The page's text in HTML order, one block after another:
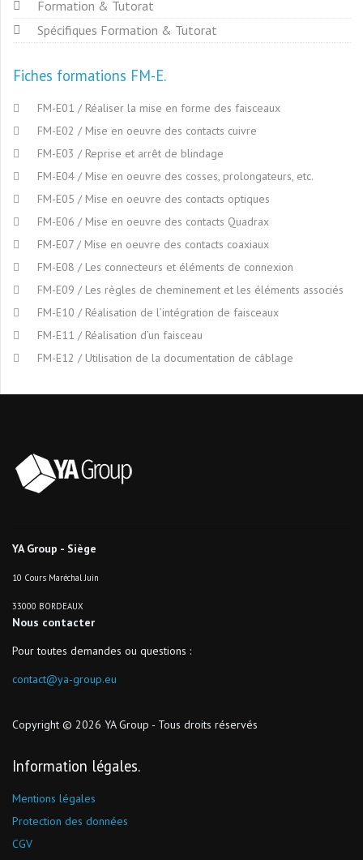
Formation & Tutorat
Spécifiques Formation & Tutorat
Fiches formations FM-E
FM-E01 / Réaliser la mise en forme des faisceaux
FM-E02 / Mise en oeuvre des contacts cuivre
FM-E03 / Reprise et arrêt de blindage
FM-E04 / Mise en oeuvre des cosses, prolongateurs, etc.
FM-E05 / Mise en oeuvre des contacts optiques
FM-E06 / Mise en oeuvre des contacts Quadrax
FM-E07 / Mise en oeuvre des contacts coaxiaux
FM-E08 / Les connecteurs et éléments de connexion
FM-E09 / Les règles de cheminement et les éléments associés
FM-E10 / Réalisation de l’intégration de faisceaux
FM-E11 / Réalisation d’un faisceau
FM-E12 / Utilisation de la documentation de câblage
YA Group - Siège
10 Cours Maréchal Juin
33000 BORDEAUX
Nous contacter
Pour toutes demandes ou questions :
contact@ya-group.eu
Copyright © 2026 YA Group - Tous droits réservés
Information légales
Mentions légales
Protection des données
CGV